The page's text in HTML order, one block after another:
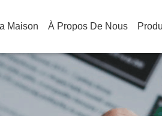
Maison À Propos De Nous